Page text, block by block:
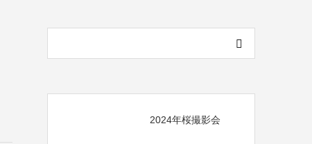
2024年桜撮影会